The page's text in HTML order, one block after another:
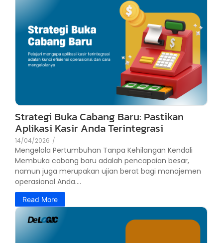
Strategi Buka Cabang Baru: Pastikan
Aplikasi Kasir Anda Terintegrasi
14/04/2026 /
Mengelola Pertumbuhan Tanpa Kehilangan Kendali
Membuka cabang baru adalah pencapaian besar,
namun juga merupakan ujian berat bagi manajemen
operasional Anda....
Read More